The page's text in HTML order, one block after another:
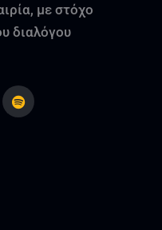
με στόχο
διαλόγου